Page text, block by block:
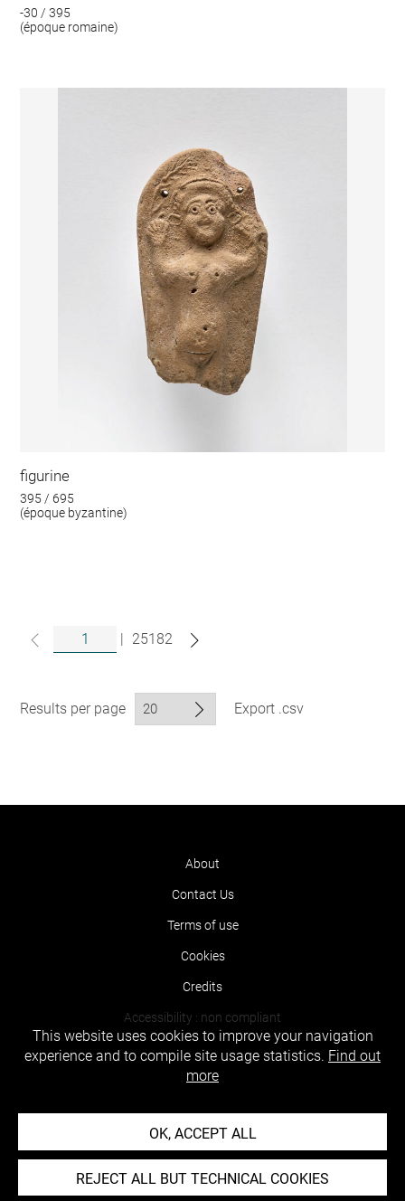
-30 / 395
(époque romaine)
figurine
395 / 695
(époque byzantine)
| 25182
Results per page Export .csv
About
Contact Us
Terms of use
Cookies
Credits
Accessibility : non compliant
This website uses cookies to improve your navigation
experience and to compile site usage statistics. Find out
more
OK, ACCEPT ALL
REJECT ALL BUT TECHNICAL COOKIES